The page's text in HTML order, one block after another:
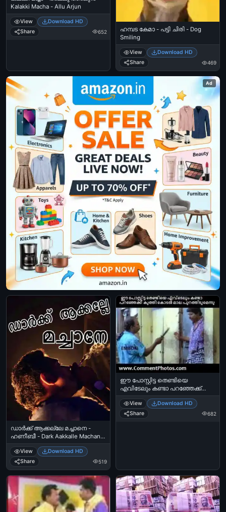
Kalakki Macha - Allu Arjun
View
Download HD
Share
652
ഹമ്പട കേമാ - പട്ടി ചിരി - Dog
Smiling
View
Download HD
Share
469
Ad
ഡാര്‍ക്ക്‌ ആക്കല്ലേ മച്ചാനെ -
ഹണീബീ - Dark Aakkalle Machane
- Honey Bee, Asif Ali
View
Download HD
Share
519
ഈ പോസ്റ്റിട്ട തെണ്ടിയെ
എവിടേലും കണ്ടാ പറഞ്ഞേക്ക്
കുത്തി കൊടല്‍ മാല
പുറത്തിടുമെന്ന്‍ - കീലേരി അച്ചു -
മാമുക്കോയ - Ee Postitta Thendiye
Kandaal Paranjekku Kuthi Kodal
View
Download HD
Share
682